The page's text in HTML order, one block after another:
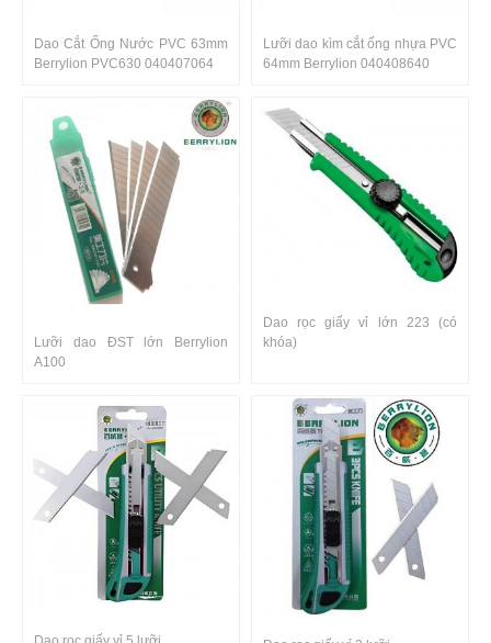
Dao Cắt Ống Nước PVC 63mm
Berrylion PVC630 040407064
Lưỡi dao kìm cắt ống nhựa PVC
64mm Berrylion 040408640
Lưỡi dao ĐST lớn Berrylion
A100
Dao rọc giấy vỉ lớn 223 (có
khóa)